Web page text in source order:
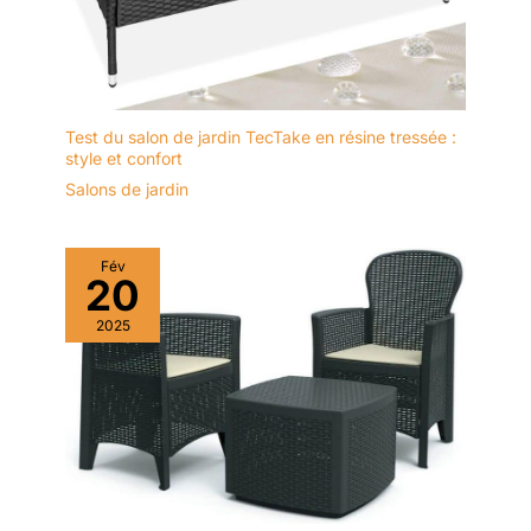
Test du salon de jardin TecTake en résine tressée :
style et confort
Salons de jardin
Fév
20
2025